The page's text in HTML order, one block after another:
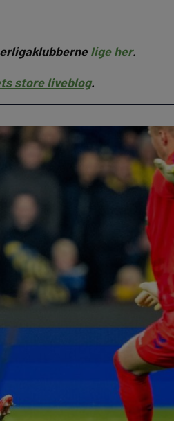
lige her.
store liveblog.